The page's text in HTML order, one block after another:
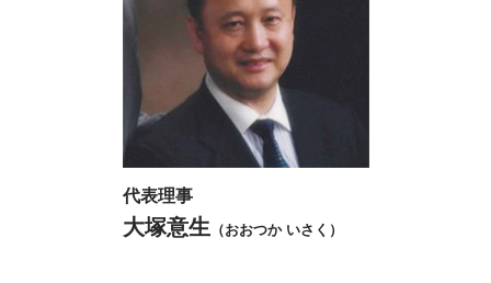
代表理事
大塚意生（おおつか いさく）